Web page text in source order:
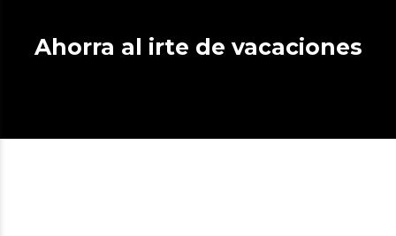
Ahorra al irte de vacaciones